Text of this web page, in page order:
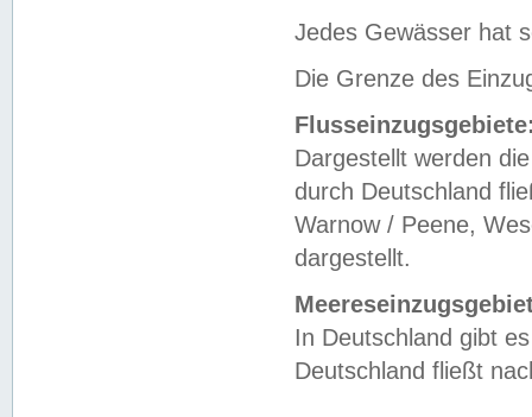
Jedes Gewässer hat
Die Grenze des
Dargestellt werden
durch Deutschland
Warnow / Peene,
dargestellt.
In Deutschland gibt
Deutschland fließt